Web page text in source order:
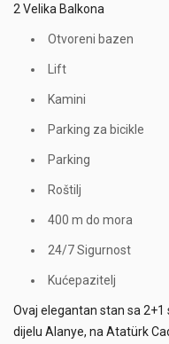
2 Velika Balkona
Otvoreni bazen
Lift
Kamini
Parking za bicikle
Parking
Roštilj
400 m do mora
24/7 Sigurnost
Kućepazitelj
Ovaj elegantan stan sa
dijelu Alanye, na Atatürk